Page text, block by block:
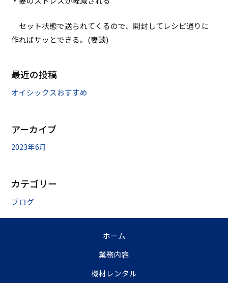
セット状態で送られてくるので、開封してレシピ通りに
作ればサッとできる。(妻談)
最近の投稿
オイシックスおすすめ
アーカイブ
2023年6月
カテゴリー
ブログ
ホーム
業務内容
機材レンタル